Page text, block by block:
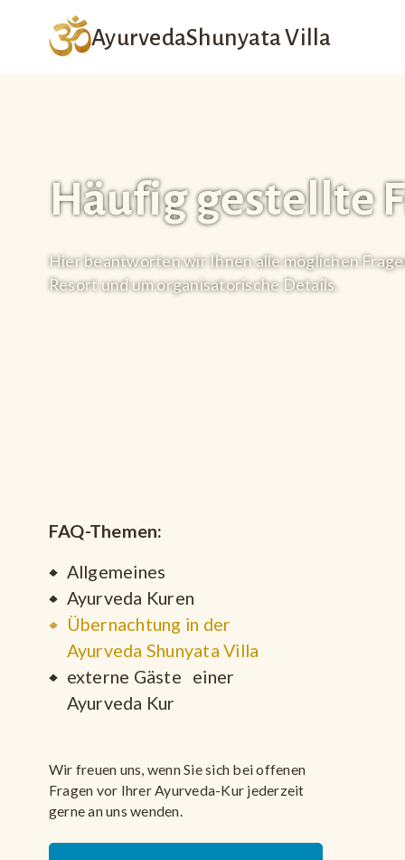
AyurvedaShunyata Villa
Häufig gestellte
Hier beantworten wir Ihnen alle möglichen
Resort und um organisatorische Details.
FAQ-Themen:
Allgemeines
Ayurveda Kuren
Übernachtung in der
Ayurveda Shunyata Villa
externe Gäste einer
Ayurveda Kur
Wir freuen uns, wenn Sie sich bei offenen
Fragen vor Ihrer Ayurveda-Kur jederzeit
gerne an uns wenden.